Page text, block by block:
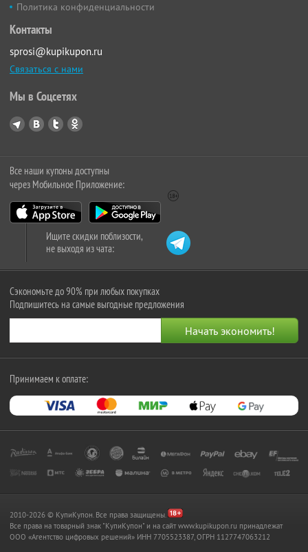
Политика конфиденциальности
Контакты
sprosi@kupikupon.ru
Связаться с нами
Мы в Соцсетях
Все наши купоны доступны
через Мобильное Приложение:
Ищите скидки поблизости,
не выходя из чата:
Сэкономьте до 90% при любых покупках
Подпишитесь на самые выгодные предложения
Принимаем к оплате:
2010-2026 © КупиКупон. Все права защищены.
Все права на товарный знак "КупиКупон" и на сайт www.kupikupon.ru принадлежат
OOO «Агентство цифровых решений» ИНН 7705523387, ОГРН 1127747063212